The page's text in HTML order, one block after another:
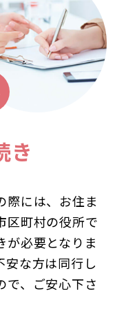
き
際には、お住ま
区町村の役所で
が必要となりま
安な方は同行し
で、ご安心下さ